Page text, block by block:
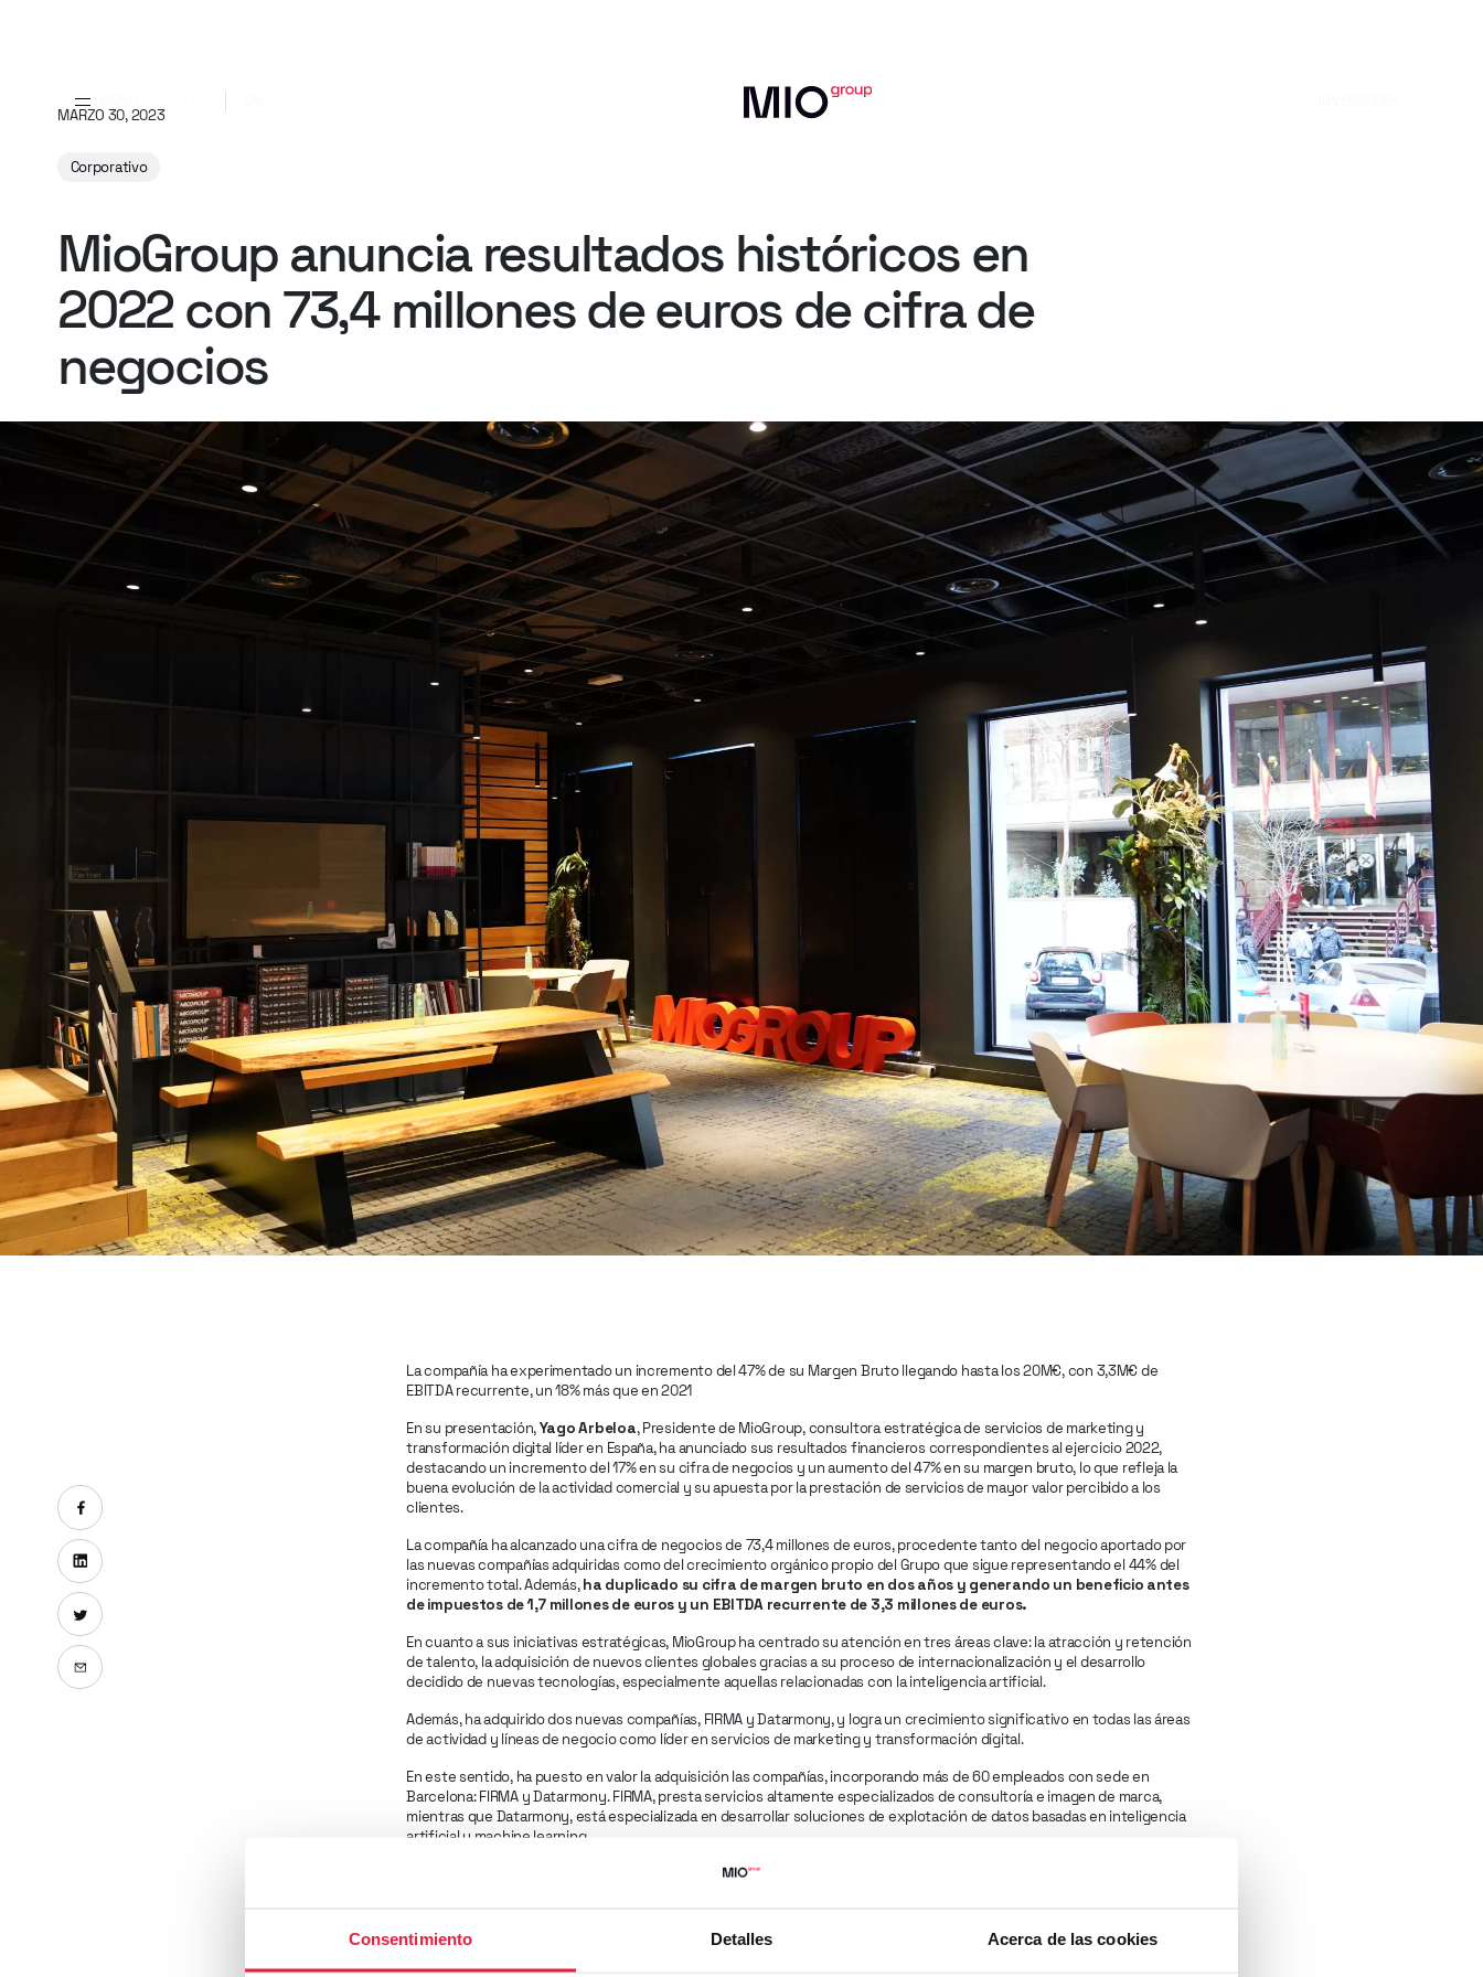
Consentimiento Detalles Acerca de las cookies
MARZO 30, 2023
Corporativo
MioGroup anuncia resultados históricos en
2022 con 73,4 millonesdeeuros decifrade
negocios
La compañía ha experimentado un incremento del 47% de su Margen Bruto llegando hasta los 20M€, con 3,3M€ de
EBITDA recurrente, un 18% más que en 2021
En su presentación,Yago Arbeloa, Presidente de MioGroup, consultora estratégica de servicios de marketing y
transformación digital líder en España, ha anunciado sus resultados financieros correspondientes al ejercicio 2022,
destacando un incremento del 17% en su cifra de negocios y un aumento del 47% en su margen bruto, lo que refleja la
buena evolución de la actividad comercial y su apuesta por la prestación de servicios de mayor valor percibido a los
clientes.
La compañía ha alcanzado una cifra de negocios de 73,4 millones de euros, procedente tanto del negocio aportado por
las nuevas compañías adquiridas como del crecimiento orgánico propio del Grupo que sigue representando el 44% del
incremento total. Además,ha duplicado su cifra de margen bruto en dos años y generando un beneficio antes
de impuestos de 1,7 millones de euros y un EBITDA recurrente de 3,3 millones de euros.
En cuanto a sus iniciativas estratégicas, MioGroup ha centrado su atención en tres áreas clave: la atracción y retención
de talento, la adquisición de nuevos clientes globales gracias a su proceso de internacionalización y el desarrollo
decidido de nuevas tecnologías, especialmente aquellas relacionadas con la inteligencia artificial.
Además, ha adquirido dos nuevas compañías, FIRMA y Datarmony, y logra un crecimiento significativo en todas las áreas
de actividad y líneas de negocio como líder en servicios de marketing y transformación digital.
En este sentido, ha puesto en valor la adquisición las compañías, incorporando más de 60 empleados con sede en
Barcelona: FIRMA y Datarmony. FIRMA, presta servicios altamente especializados de consultoría e imagen de marca,
mientras que Datarmony, está especializada en desarrollar soluciones de explotación de datos basadas en inteligencia
artificial y machine learning.
También ha destacado que “el crecimiento en facturación y margen bruto se ha producido en todas las líneas de
MioGroup 3 líneas de servicios de gran valor añadido (inteligencia de datos, estrategia y creatividad) que, junto a la
Compartir en Facebook
Compartir en Linkedin
Compartir en X
Enviar por email